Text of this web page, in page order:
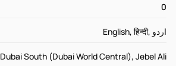
0
English, हिन्दी, اردو
Dubai South (Dubai World Central), Jebel Ali